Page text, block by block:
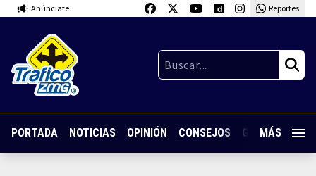
Anúnciate Reportes
PORTADA NOTICIAS OPINIÓN CONSEJOS GUARDIA
MÁS